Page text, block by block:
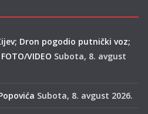
Dron pogodio putnički voz;
VIDEO Subota, 8. avgust
Subota, 8. avgust 2026.